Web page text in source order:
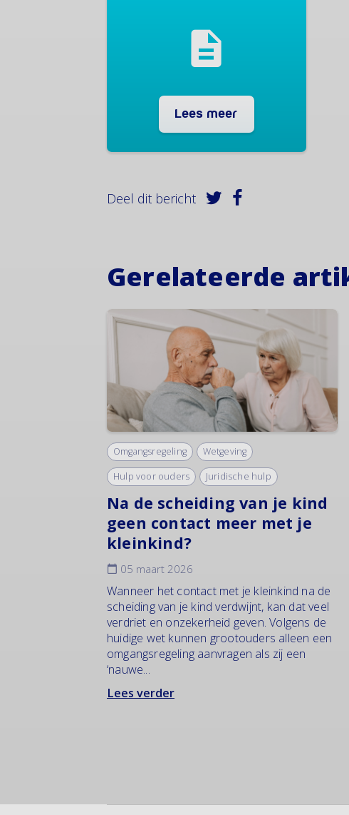
Lees meer
Deel dit bericht
Gerelateerde
Omgangsregeling Wetgeving
Hulp voor ouders Juridische hulp
Na de scheiding van je kind
geen contact meer met je
kleinkind?
05 maart 2026
Wanneer het contact met je kleinkind na de
scheiding van je kind verdwijnt, kan dat veel
verdriet en onzekerheid geven. Volgens de
huidige wet kunnen grootouders alleen een
omgangsregeling aanvragen als zij een
‘nauwe...
Lees verder